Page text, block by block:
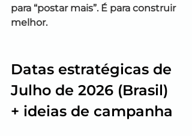
para “postar mais”. É para construir
melhor.
Datas estratégicas de
Julho de 2026 (Brasil)
+ ideias de campanha